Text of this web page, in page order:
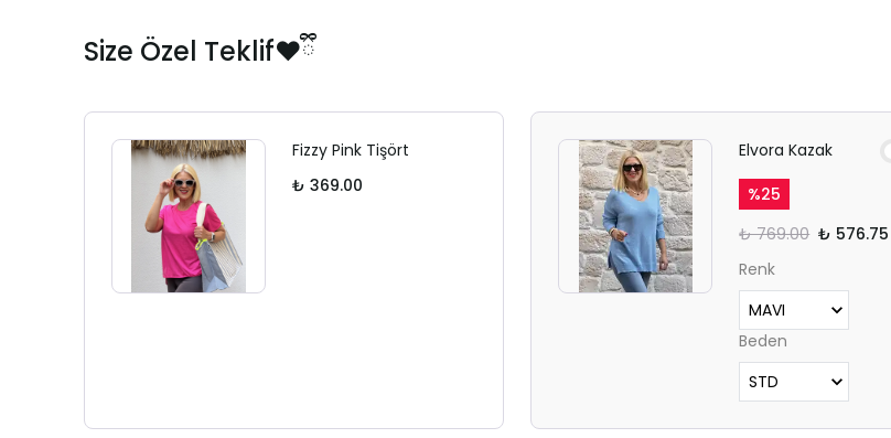
Size Özel Teklif❤️ྀི
Fizzy Pink Tişört
₺ 369.00
Elvora Kazak
%25
₺ 769.00 ₺ 576.75
Renk
Beden